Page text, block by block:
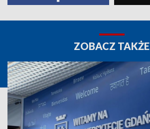
ZOBACZ TAKŻE